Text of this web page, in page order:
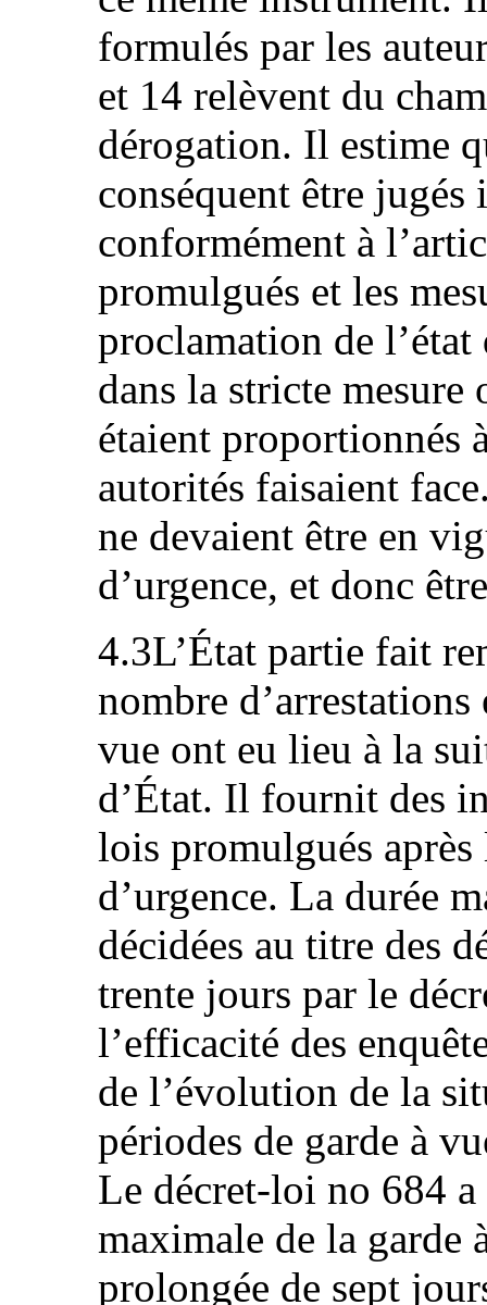
formulés par les
et 14 relèvent du
dérogation. Il estime
conséquent être
conformément à
promulgués et les
proclamation de l’état
dans la stricte
étaient proportionnés
autorités faisaient
ne devaient être en
d’urgence, et donc
4.3L’État partie fait
nombre d’arrestations
vue ont eu lieu à la
d’État. Il fournit des
lois promulgués
d’urgence. La durée
décidées au titre des
trente jours par le
l’efficacité des
de l’évolution de la
périodes de garde à
Le décret-loi no 684 a
maximale de la garde
prolongée de sept